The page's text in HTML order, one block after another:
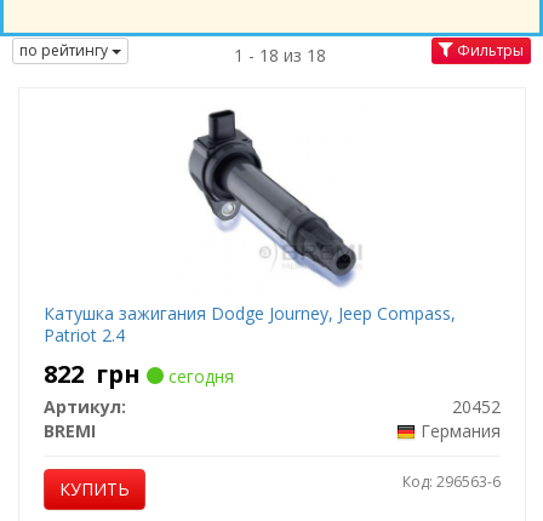
по рейтингу 1 - 18 из 18 Фильтры
Катушка зажигания Dodge Journey, Jeep Compass,
Patriot 2.4
822 грн
сегодня
Артикул:
20452
BREMI
Германия
КУПИТЬ Код: 296563-6